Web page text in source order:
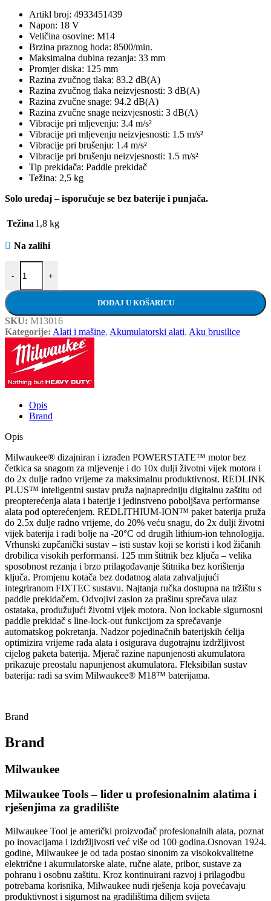
Artikl broj: 4933451439
Napon: 18 V
Veličina osovine: M14
Brzina praznog hoda: 8500/min.
Maksimalna dubina rezanja: 33 mm
Promjer diska: 125 mm
Razina zvučnog tlaka: 83.2 dB(A)
Razina zvučnog tlaka neizvjesnosti: 3 dB(A)
Razina zvučne snage: 94.2 dB(A)
Razina zvučne snage neizvjesnosti: 3 dB(A)
Vibracije pri mljevenju: 3.4 m/s²
Vibracije pri mljevenju neizvjesnosti: 1.5 m/s²
Vibracije pri brušenju: 1.4 m/s²
Vibracije pri brušenju neizvjesnosti: 1.5 m/s²
Tip prekidača: Paddle prekidač
Težina: 2,5 kg
Solo uređaj – isporučuje se bez baterije i punjača.
Težina 1,8 kg
Na zalihi
-
MILWAUKEE aku kutna brusilica M18 CAG, 125X-0X - solo
+
DODAJ U KOŠARICU
SKU: M13016
Kategorije: Alati i mašine, Akumulatorski alati, Aku brusilice
Opis
Brand
Opis
Milwaukee® dizajniran i izrađen POWERSTATE™ motor bez
četkica sa snagom za mljevenje i do 10x dulji životni vijek motora i
do 2x dulje radno vrijeme za maksimalnu produktivnost. REDLINK
PLUS™ inteligentni sustav pruža najnapredniju digitalnu zaštitu od
preopterećenja alata i baterije i jedinstveno poboljšava performanse
alata pod opterećenjem. REDLITHIUM-ION™ paket baterija pruža
do 2.5x dulje radno vrijeme, do 20% veću snagu, do 2x dulji životni
vijek baterija i radi bolje na -20°C od drugih lithium-ion tehnologija.
Vrhunski zupčanički sustav – isti sustav koji se koristi i kod žičanih
drobilica visokih performansi. 125 mm štitnik bez ključa – velika
sposobnost rezanja i brzo prilagođavanje štitnika bez korištenja
ključa. Promjenu kotača bez dodatnog alata zahvaljujući
integriranom FIXTEC sustavu. Najtanja ručka dostupna na tržištu s
paddle prekidačem. Odvojivi zaslon za prašinu sprečava ulaz
ostataka, produžujući životni vijek motora. Non lockable sigurnosni
paddle prekidač s line-lock-out funkcijom za sprečavanje
automatskog pokretanja. Nadzor pojedinačnih baterijskih ćelija
optimizira vrijeme rada alata i osigurava dugotrajnu izdržljivost
cijelog paketa baterija. Mjerač razine napunjenosti akumulatora
prikazuje preostalu napunjenost akumulatora. Fleksibilan sustav
baterija: radi sa svim Milwaukee® M18™ baterijama.
Brand
Brand
Milwaukee
Milwaukee Tools – lider u profesionalnim alatima i
rješenjima za gradilište
Milwaukee Tool je američki proizvođač profesionalnih alata, poznat
po inovacijama i izdržljivosti već više od 100 godina.Osnovan 1924.
godine, Milwaukee je od tada postao sinonim za visokokvalitetne
električne i akumulatorske alate, ručne alate, pribor, sustave za
pohranu i osobnu zaštitu. Kroz kontinuirani razvoj i prilagodbu
potrebama korisnika, Milwaukee nudi rješenja koja povećavaju
produktivnost i sigurnost na gradilištima diljem svijeta